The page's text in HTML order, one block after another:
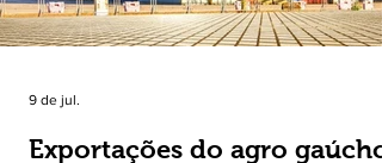
Exportações do agro gaúcho
9 de jul.